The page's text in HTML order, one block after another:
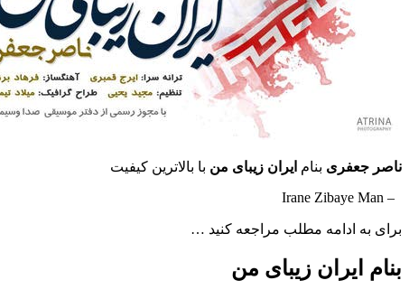
ناصر جعفری بنام ایران زیبای من با بالاترین کیفیت
– Irane Zibaye Man
برای به ادامه مطلب مراجعه کنید …
بنام ایران زیبای من